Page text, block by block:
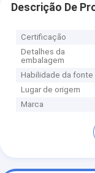
Descrição De
Certificação
Detalhes da
embalagem
Habilidade da fonte
Lugar de origem
Marca